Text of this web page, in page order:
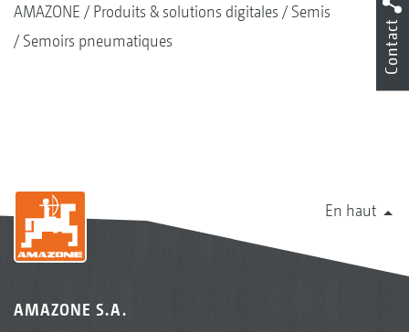
AMAZONE Produits & solutions digitales
Semis
Semoirs pneumatiques
En haut
AMAZONE S.A.
Contact